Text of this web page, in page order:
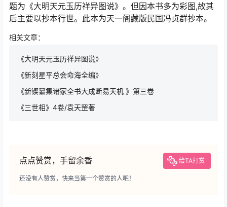
题为《大明天元玉历祥异图说》。但因本书多为彩图,故其
后主要以抄本行世。此本为天一阁藏版民国冯贞群抄本。
相关文章：
《大明天元玉历祥异图说》
《新刻星平总会命海全编》
《新锲纂集诸家全书大成断易天机 》第三卷
《三世相》4卷/袁天罡著
点点赞赏，手留余香 给TA打赏
还没有人赞赏，快来当第一个赞赏的人吧！